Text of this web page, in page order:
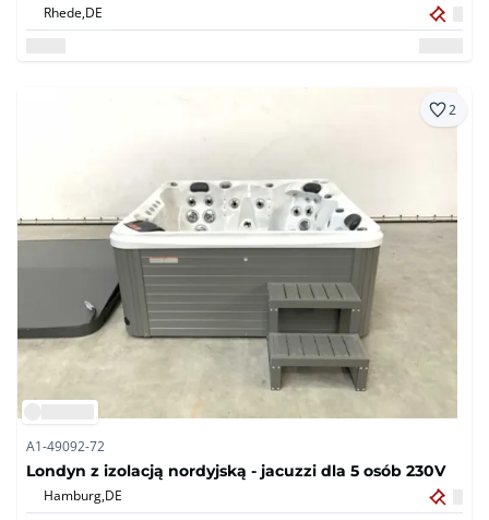
Rhede,DE
2
A1-49092-72
Londyn z izolacją nordyjską - jacuzzi dla 5 osób 230V
Hamburg,DE